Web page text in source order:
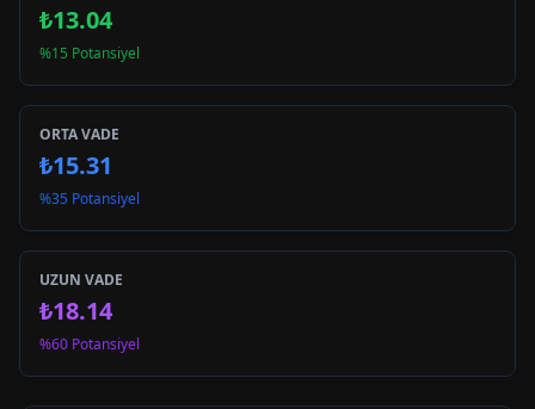
₺13.04
%15 Potansiyel
ORTA VADE
₺15.31
%35 Potansiyel
UZUN VADE
₺18.14
%60 Potansiyel